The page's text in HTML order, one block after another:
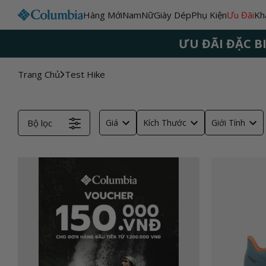
Chuyển
đến nội
Hàng MớiNamNữGiày DépPhụ KiệnƯu Đãi
ƯU ĐÃI ĐẶC
Trang Chủ Test Hike
Giá Kích Thước Giới Tính